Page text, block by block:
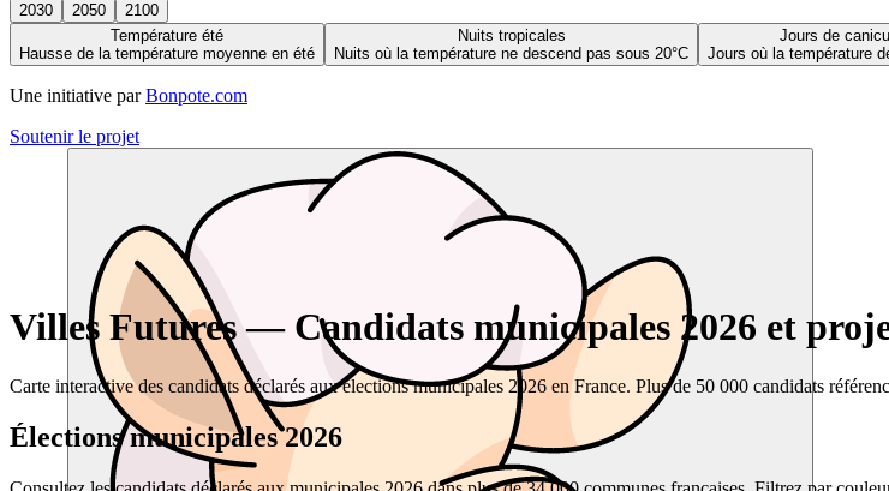
2030 2050
2100
Température été
Hausse de la température moyenne en été
Nuits tropicales
Nuits où la température ne descend pas sous 20°C
Jours de
Jours où la température
Une initiative par Bonpote.com
Soutenir le projet
Villes Futures — Candidats municipales 2026 et
Carte interactive des candidats déclarés aux élections municipales 2026 en France. Plus de 50 000 candidats
Élections municipales 2026